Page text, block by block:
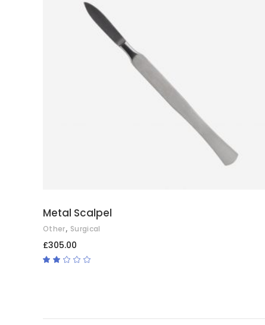
ADD TO CART
Metal Scalpel
Other, Surgical
£305.00